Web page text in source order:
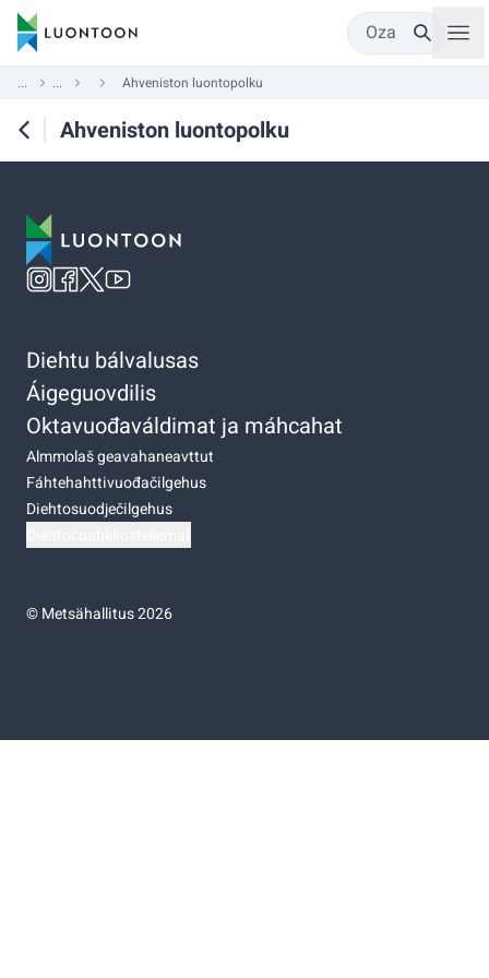
Oza
... ... Ahveniston luontopolku
Ahveniston luontopolku
Diehtu bálvalusas
Áigeguovdilis
Oktavuođaváldimat ja máhcahat
Almmolaš geavahaneavttut
Fáhtehahttivuođačilgehus
Diehtosuodječilgehus
©Metsähallitus 2026